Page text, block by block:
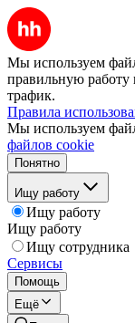
Мы используем
правильную работу
трафик.
Правила
Мы используем
файлов cookie
Понятно
Ищу работу
Ищу работу
Ищу работу
Ищу сотрудника
Сервисы
Помощь
Ещё